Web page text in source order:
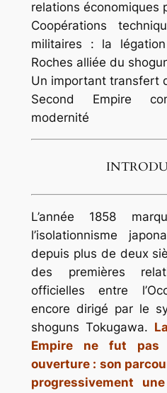
relations économiques
Coopérations
militaires : la
Roches alliée du
Un important transfert
Second Empire
modernité
L’année 1858
l’isolationnisme
depuis plus de deux
des premières
officielles entre
encore dirigé par le
shoguns Tokugawa.
Empire ne fut pas
ouverture : son
progressivement